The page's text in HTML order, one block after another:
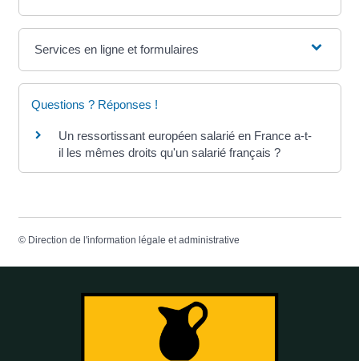
Services en ligne et formulaires
Questions ? Réponses !
Un ressortissant européen salarié en France a-t-
il les mêmes droits qu'un salarié français ?
© Direction de l'information légale et administrative